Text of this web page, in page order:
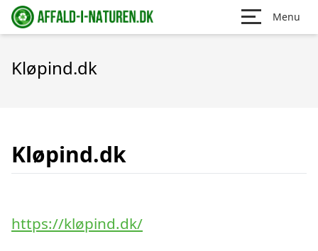
Menu
Kløpind.dk
Kløpind.dk
https://kløpind.dk/